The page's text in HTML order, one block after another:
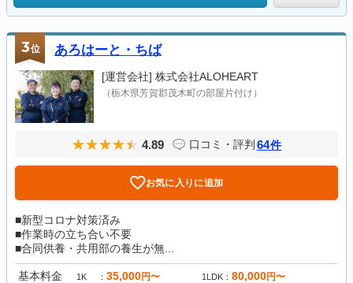
3位 あろはーと・ちば
[運営会社] 株式会社ALOHEART
（栃木県芳賀郡茂木町の部屋片付け）
4.89 口コミ・評判 64件
お気に入りに追加
■新型コロナ対策済み
■作業時の立ち合い不要
■合同供養・共用部の養生が無...
基本料金 1K 35,000円〜 1LDK 80,000円〜